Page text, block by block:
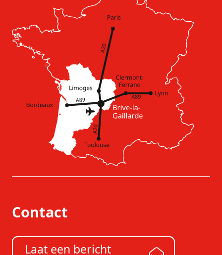
Contact
Laat een bericht